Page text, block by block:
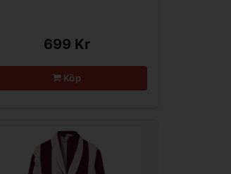
699 Kr
Köp